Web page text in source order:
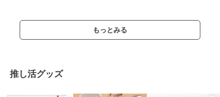
もっとみる
推し活グッズ